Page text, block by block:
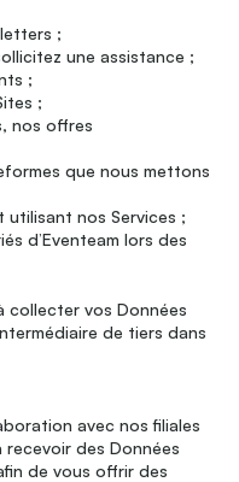
;
une assistance ;
;
;
nos offres
que nous mettons
utilisant nos Services ;
d’Eventeam lors des
collecter vos Données
de tiers dans
avec nos filiales
des Données
de vous offrir des